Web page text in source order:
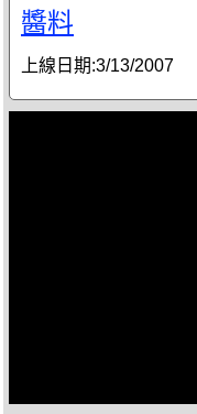
醬料
上線日期:3/13/2007